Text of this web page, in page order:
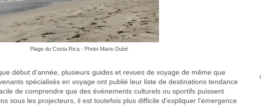
Plage du Costa Rica - Photo Mario Dubé
début d'année, plusieurs guides et revues de voyage de même que
spécialisés en voyage ont publié leur liste de destinations tendance
de comprendre que des événements culturels ou sportifs puissent
sous les projecteurs, il est toutefois plus difficile d'expliquer l'émergence